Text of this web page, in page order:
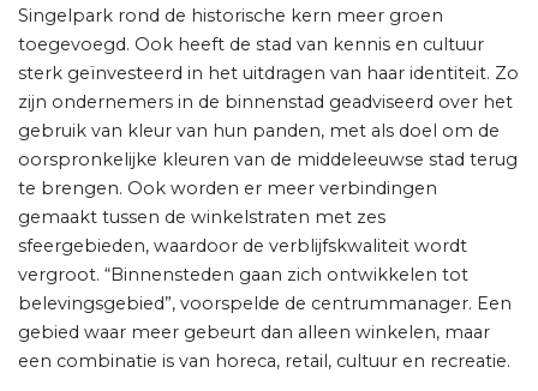
Singelpark rond de historische kern meer groen
toegevoegd. Ook heeft de stad van kennis en cultuur
sterk geïnvesteerd in het uitdragen van haar identiteit. Zo
zijn ondernemers in de binnenstad geadviseerd over het
gebruik van kleur van hun panden, met als doel om de
oorspronkelijke kleuren van de middeleeuwse stad terug
te brengen. Ook worden er meer verbindingen
gemaakt tussen de winkelstraten met zes
sfeergebieden, waardoor de verblijfskwaliteit wordt
vergroot. “Binnensteden gaan zich ontwikkelen tot
belevingsgebied”, voorspelde de centrummanager. Een
gebied waar meer gebeurt dan alleen winkelen, maar
een combinatie is van horeca, retail, cultuur en recreatie.